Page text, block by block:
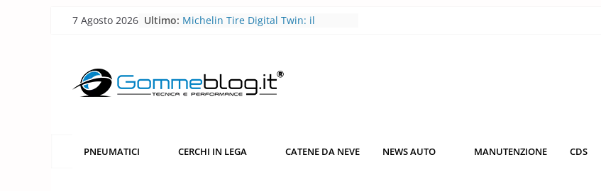
7 Agosto 2026 Ultimo: Michelin Tire Digital Twin: il
corsa diventa laboratorio per il
futuro
pneumatico che porta la Porsche
PNEUMATICI CERCHI IN LEGA CATENE DA NEVE NEWS AUTO MANUTENZIONE CDS